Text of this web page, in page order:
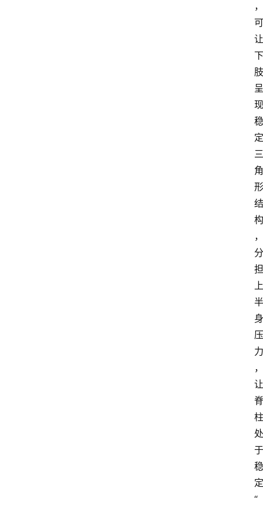
，
可
让
下
肢
呈
现
稳
定
三
角
形
结
构
，
分
担
上
半
身
压
力
，
让
脊
柱
处
于
稳
定
“